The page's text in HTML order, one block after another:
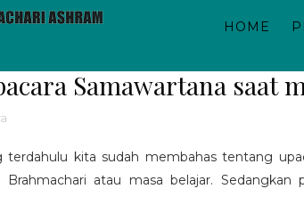
HOME
Samawartana saat
terdahulu kita sudah membahas tentang
Brahmachari atau masa belajar.